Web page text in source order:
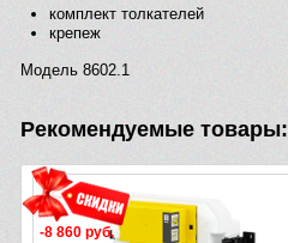
комплект толкателей
крепеж
Модель 8602.1
Рекомендуемые товары:
-8 860 руб.